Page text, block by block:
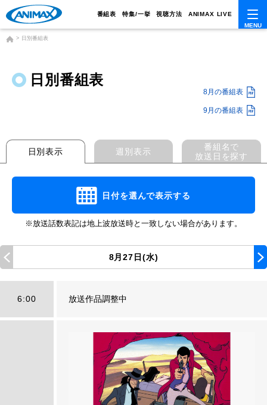
番組表 特集/一挙 視聴方法 ANIMAX LIVE
日別番組表
日別番組表
8月の番組表
9月の番組表
日別表示 週別表示
番組名で
放送日を探す
日付を選んで表示する
※放送話数表記は地上波放送時と一致しない場合があります。
8月27日(水)
6:00 放送作品調整中